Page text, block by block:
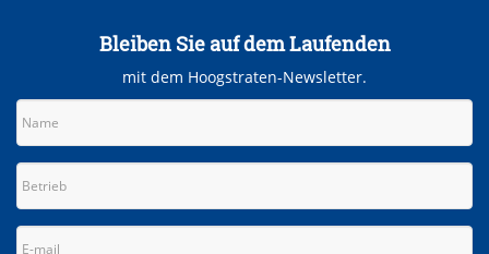
Bleiben Sie auf dem Laufenden
mit dem Hoogstraten-Newsletter.